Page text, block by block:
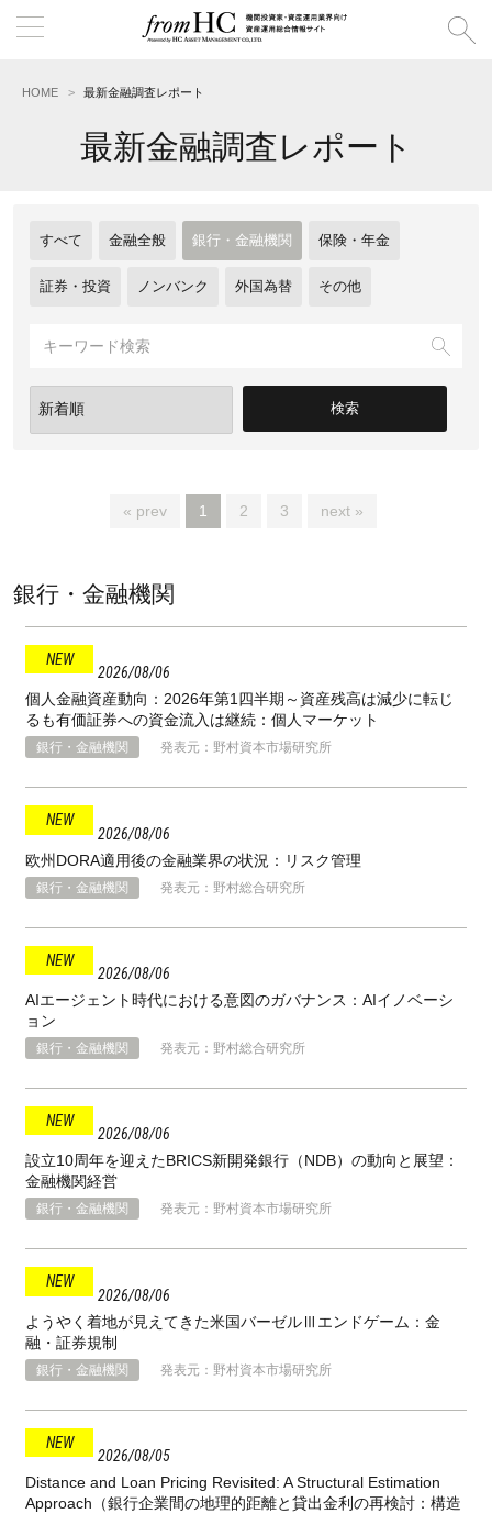
HOME 最新金融調査レポート
最新金融調査レポート
すべて 金融全般 銀行・金融機関 保険・年金
証券・投資 ノンバンク 外国為替 その他
« prev 1 2 3 next »
銀行・金融機関
2026 08 06
個人金融資産動向：2026年第1四半期～資産残高は減少に転じ
るも有価証券への資金流入は継続：個人マーケット
銀行・金融機関 発表元：野村資本市場研究所
2026 08 06
欧州DORA適用後の金融業界の状況：リスク管理
銀行・金融機関 発表元：野村総合研究所
2026 08 06
AIエージェント時代における意図のガバナンス：AIイノベーシ
ョン
銀行・金融機関 発表元：野村総合研究所
2026 08 06
設立10周年を迎えたBRICS新開発銀行（NDB）の動向と展望：
金融機関経営
銀行・金融機関 発表元：野村資本市場研究所
2026 08 06
ようやく着地が見えてきた米国バーゼルⅢエンドゲーム：金
融・証券規制
銀行・金融機関 発表元：野村資本市場研究所
2026 08 05
Distance and Loan Pricing Revisited: A Structural Estimation
Approach（銀行企業間の地理的距離と貸出金利の再検討：構造